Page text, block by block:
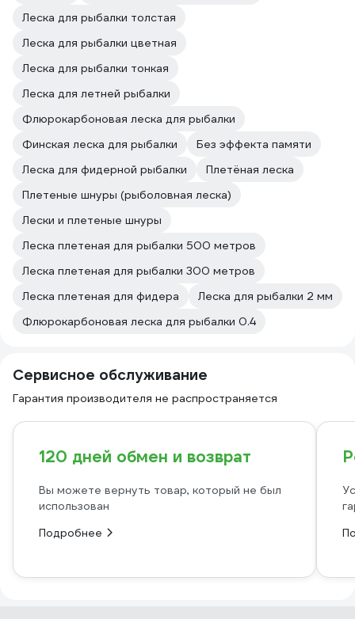
Леска для рыбалки толстая
Леска для рыбалки цветная
Леска для рыбалки тонкая
Леска для летней рыбалки
Флюрокарбоновая леска для рыбалки
Финская леска для рыбалки
Без эффекта памяти
Леска для фидерной рыбалки
Плетёная леска
Плетеные шнуры (рыболовная леска)
Лески и плетеные шнуры
Леска плетеная для рыбалки 500 метров
Леска плетеная для рыбалки 300 метров
Леска плетеная для фидера
Леска для рыбалки 2 мм
Флюрокарбоновая леска для рыбалки 0.4
Сервисное обслуживание
Гарантия производителя не распространяется
120 дней обмен и возврат
Вы можете вернуть товар, который не был
использован
Подробнее